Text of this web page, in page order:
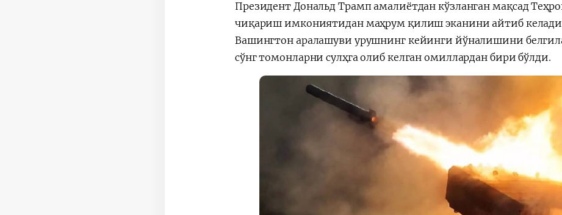
Президент Дональд Трамп амалиётдан кўзланган мақсад
чиқариш имкониятидан маҳрум қилиш эканини айтиб
Вашингтон аралашуви урушнинг кейинги йўналишини
сўнг томонларни сулҳга олиб келган омиллардан бири бўлди.